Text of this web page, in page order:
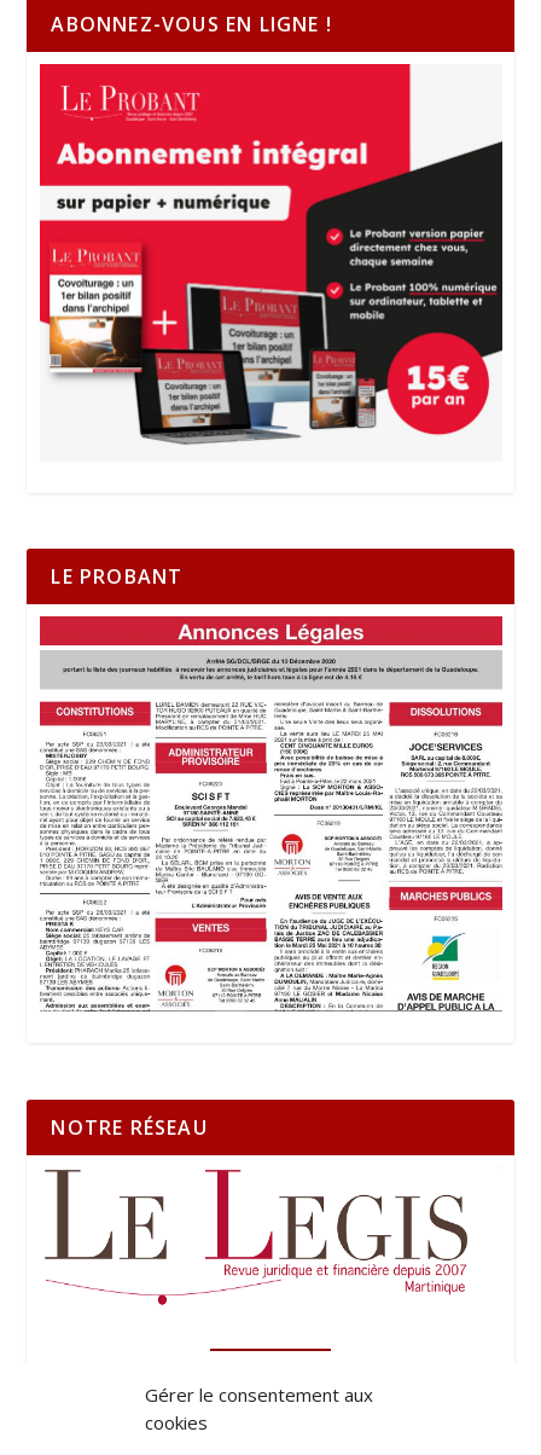
Gérer le consentement aux
cookies
ABONNEZ-VOUS EN LIGNE !
LE PROBANT
NOTRE RÉSEAU